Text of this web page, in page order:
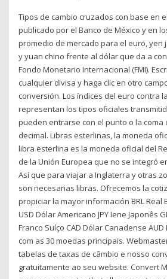
Tipos de cambio cruzados con base en
publicado por el Banco de México y en
promedio de mercado para el euro, yen
y yuan chino frente al dólar que da a
Fondo Monetario Internacional (FMI).
cualquier divisa y haga clic en otro
conversión. Los índices del euro contra
representan los tipos oficiales
pueden entrarse con el punto o la coma
decimal. Libras esterlinas, la moneda
libra esterlina es la moneda oficial del
de la Unión Europea que no se integró
Así que para viajar a Inglaterra y otras
son necesarias libras. Ofrecemos la
propiciar la mayor información BRL Real
USD Dólar Americano JPY Iene Japonês
Franco Suíço CAD Dólar Canadense
com as 30 moedas principais.
tabelas de taxas de câmbio e nosso
gratuitamente ao seu website. Convert